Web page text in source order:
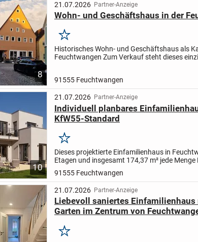
8
21.07.2026 Partner-Anzeige
Wohn- und Geschäftshaus in der
Merken
Historisches Wohn- und Geschäftshaus als
Feuchtwangen Zum Verkauf steht dieses
91555 Feuchtwangen
10
21.07.2026 Partner-Anzeige
Individuell planbares
KfW55-Standard
Merken
Dieses projektierte Einfamilienhaus in
Etagen und insgesamt 174,37 m² jede
Entfaltung. Mit insgesamt 4,0 Zimmern,
91555 Feuchtwangen
21.07.2026 Partner-Anzeige
Liebevoll saniertes
Garten im Zentrum von
Merken